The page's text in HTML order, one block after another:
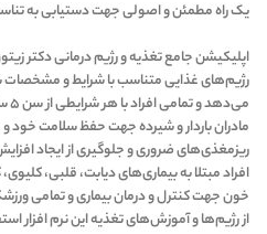
یک راه مطمئن و اصولی جهت دستیابی به
اپلیکیشن جامع تغذیه و رژیم درمانی دکتر
رژیم‌های غذایی متناسب با شرایط و مشخصات
مادران باردار و شیرده جهت حفظ سلامت خود و
ریزمغذی‌های ضروری و جلوگیری از ایجاد
افراد مبتلا به بیماری‌های دیابت، قلبی،
خون جهت کنترل و درمان بیماری و تمامی
از رژیم‌ها و آموزش‌های تغذیه این نرم افزار